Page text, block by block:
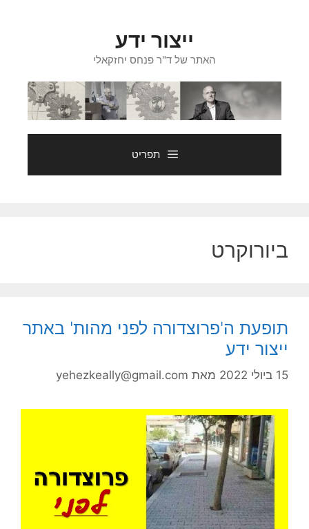
ייצור ידע
האתר של ד"ר פנחס יחזקאלי
תפריט
ביורוקרט
תופעת ה'פרוצדורה לפני מהות' באתר
ייצור ידע
15 ביולי 2022 מאת yehezkeally@gmail.com